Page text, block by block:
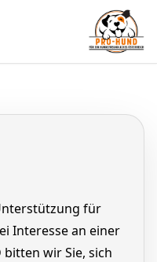
für
Interesse an einer
wir Sie, sich